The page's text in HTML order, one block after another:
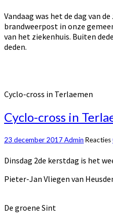
Vandaag was het de dag van
brandweerpost in onze
van het ziekenhuis. Buiten
deden.
Cyclo-cross in Terlaemen
Cyclo-cross in
23 december 2017Admin Reacties
Dinsdag 2de kerstdag is het
Pieter-Jan Vliegen van
De groene Sint